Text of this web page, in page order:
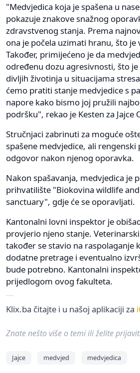
"Medvjedica koja je spašena u
pokazuje znakove snažnog
zdravstvenog stanja. Prema
ona je počela uzimati hranu, što
Također, primijećeno je da
određenu dozu agresivnosti, što
divljih životinja u situacijama
ćemo pratiti stanje medvjedice s
napore kako bismo joj pružili
podršku", rekao je Kesten za Jajce
Stručnjaci zabrinuti za moguće
spašene medvjedice, ali rengenski
odgovor nakon njenog oporavka.
Nakon spašavanja, medvjedica je
prihvatilište "Biokovina wildlife
sanctuary", gdje će se oporavljati.
Kantonalni lovni inspektor je
provjerio njeno stanje.
također se stavio na raspolaganje
dodatne pretrage i eventualno
bude potrebno. Kantonalni
prijedlogom ovog fakulteta.
Klix.ba čitajte i u našoj aplikaciji za
Znate nešto više o temi ili želite
Jajce medvjed medvjedica